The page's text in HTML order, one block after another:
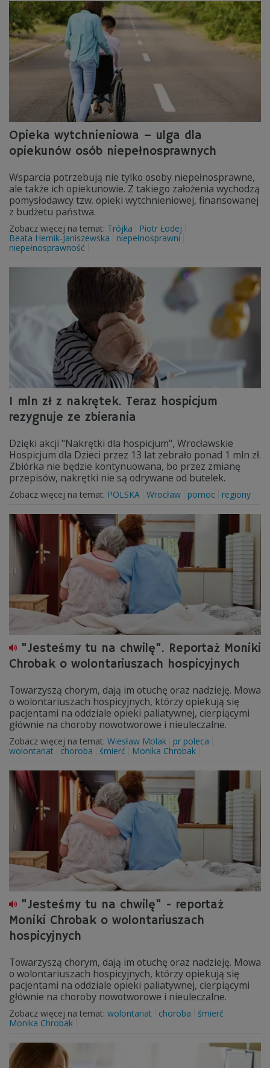
Opieka wytchnieniowa – ulga dla
opiekunów osób niepełnosprawnych
Wsparcia potrzebują nie tylko osoby niepełnosprawne,
ale także ich opiekunowie. Z takiego założenia wychodzą
pomysłodawcy tzw. opieki wytchnieniowej, finansowanej
z budżetu państwa.
Zobacz więcej na temat: Trójka
Piotr Łodej
Beata Hernik-Janiszewska
niepełnosprawni
niepełnosprawność
1 mln zł z nakrętek. Teraz hospicjum
rezygnuje ze zbierania
Dzięki akcji "Nakrętki dla hospicjum", Wrocławskie
Hospicjum dla Dzieci przez 13 lat zebrało ponad 1 mln zł.
Zbiórka nie będzie kontynuowana, bo przez zmianę
przepisów, nakrętki nie są odrywane od butelek.
Zobacz więcej na temat: POLSKA Wrocław pomoc regiony
"Jesteśmy tu na chwilę". Reportaż Moniki
Chrobak o wolontariuszach hospicyjnych
Towarzyszą chorym, dają im otuchę oraz nadzieję. Mowa
o wolontariuszach hospicyjnych, którzy opiekują się
pacjentami na oddziale opieki paliatywnej, cierpiącymi
głównie na choroby nowotworowe i nieuleczalne.
Zobacz więcej na temat: Wiesław Molak
pr poleca
wolontariat
choroba śmierć Monika Chrobak
"Jesteśmy tu na chwilę" - reportaż
Moniki Chrobak o wolontariuszach
hospicyjnych
Towarzyszą chorym, dają im otuchę oraz nadzieję. Mowa
o wolontariuszach hospicyjnych, którzy opiekują się
pacjentami na oddziale opieki paliatywnej, cierpiącymi
głównie na choroby nowotworowe i nieuleczalne.
Zobacz więcej na temat: wolontariat choroba
śmierć
Monika Chrobak